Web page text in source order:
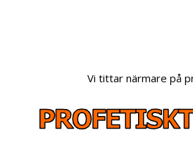
Vi tittar närmare på